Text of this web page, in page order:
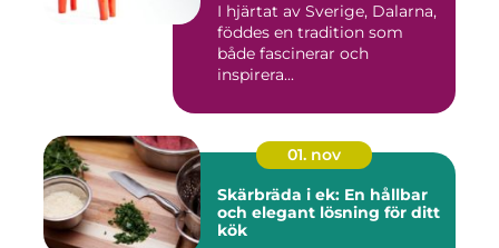
I hjärtat av Sverige, Dalarna,
föddes en tradition som
både fascinerar och
inspirera...
01. nov
Skärbräda i ek: En hållbar
och elegant lösning för ditt
kök